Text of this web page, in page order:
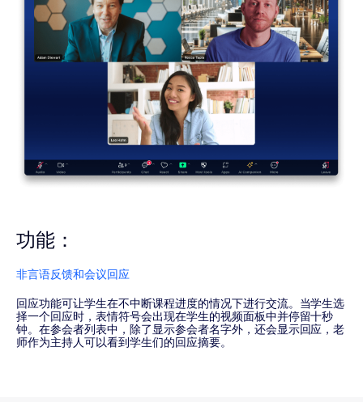
功能：
非言语反馈和会议回应
回应功能可让学生在不中断课程进度的情况下进行交流。当学生选
择一个回应时，表情符号会出现在学生的视频面板中并停留十秒
钟。在参会者列表中，除了显示参会者名字外，还会显示回应，老
师作为主持人可以看到学生们的回应摘要。